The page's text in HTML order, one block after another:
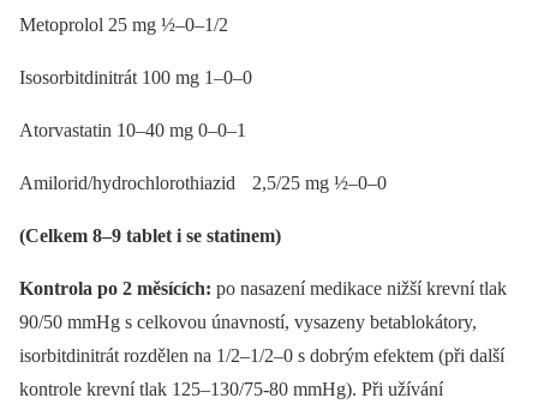
Metoprolol 25 mg ½–0–1/2
Isosorbitdinitrát 100 mg 1–0–0
Atorvastatin 10–40 mg 0–0–1
Amilorid/hydrochlorothiazid 2,5/25 mg ½–0–0
(Celkem 8–9 tablet i se statinem)
Kontrola po 2 měsících: po nasazení medikace nižší krevní tlak
90/50 mmHg s celkovou únavností, vysazeny betablokátory,
isorbitdinitrát rozdělen na 1/2–1/2–0 s dobrým efektem (při další
kontrole krevní tlak 125–130/75-80 mmHg). Při užívání